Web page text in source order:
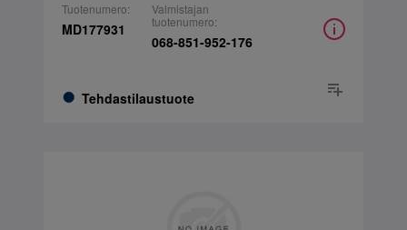
Tuotenumero:
MD177931
Tehdastilaustuote
Valmistajan
tuotenumero:
068-851-952-176